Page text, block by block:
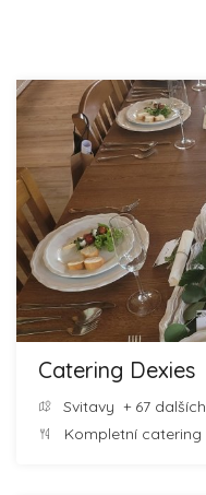
Catering Dexies
Svitavy + 67 dalších
Kompletní catering